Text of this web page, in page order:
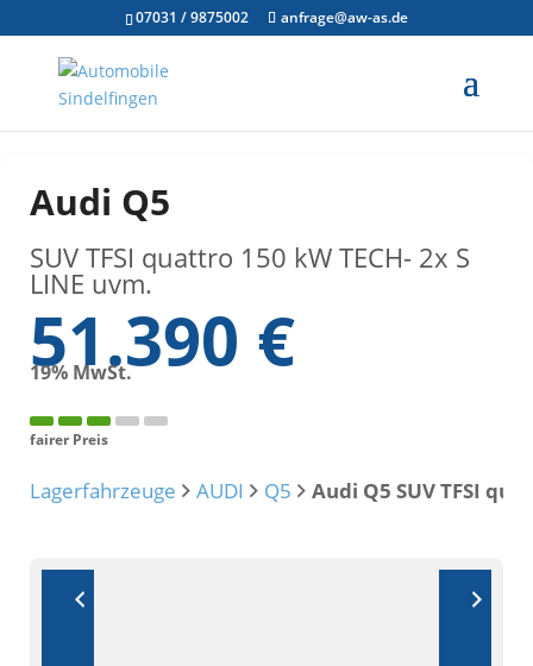
07031 / 9875002 anfrage@aw-as.de
Audi Q5
SUV TFSI quattro 150 kW TECH- 2x S
LINE uvm.
51.390 €
19% MwSt.
fairer Preis
Lagerfahrzeuge AUDI Q5 Audi Q5 SUV TFSI